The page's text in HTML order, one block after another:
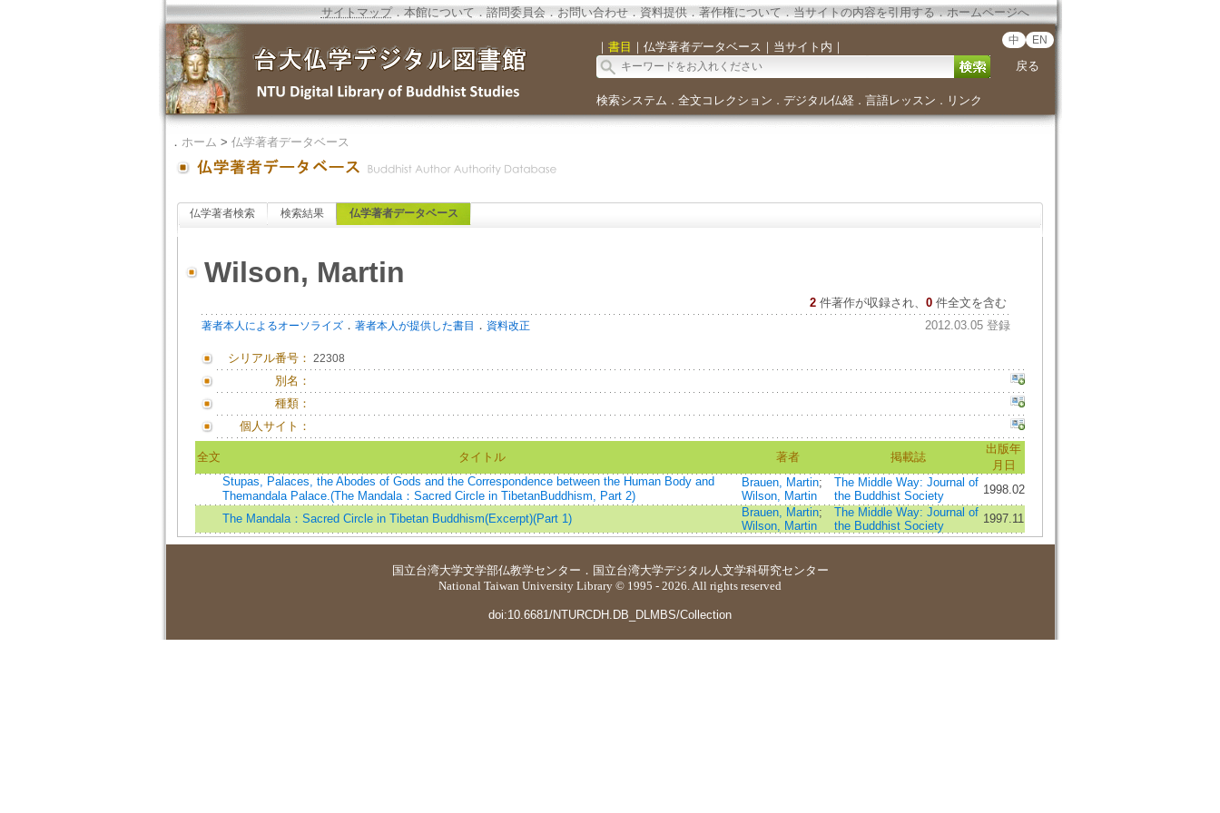
サイトマップ．本館について．諮問委員会． お問い合わせ． 資料提供．著作権について．当サイトの内容を引用する．ホームページへ
｜ 書目 ｜ 仏学著者データベース ｜ 当サイト内 ｜ 中 EN
戻る
検索システム ． 全文コレクション ． デジタル仏経． 言語レッスン ． リンク
． ホーム > 仏学著者データベース
仏学著者検索 検索結果 仏学著者データベース
Wilson, Martin
2 件著作が収録され、 0件全文を含む
著者本人によるオーソライズ． 著者本人が提供した書目 ． 資料改正 2012.03.05 登録
シリアル番号： 22308
別名：
種類：
個人サイト：
全文 タイトル 著者 掲載誌
出版年
月日
Stupas, Palaces, the Abodes of Gods and the Correspondence between the Human Body and
Themandala Palace.(The Mandala：Sacred Circle in TibetanBuddhism, Part 2)
Brauen, Martin;
Wilson, Martin
The Middle Way: Journal of
the Buddhist Society
1998.02
The Mandala：Sacred Circle in Tibetan Buddhism(Excerpt)(Part 1) Brauen, Martin;
Wilson, Martin
The Middle Way: Journal of
the Buddhist Society
1997.11
国立台湾大学文学部仏教学センター ． 国立台湾大学デジタル人文学科研究センター
National Taiwan University Library © 1995 - 2026. All rights reserved
doi:10.6681/NTURCDH.DB_DLMBS/Collection